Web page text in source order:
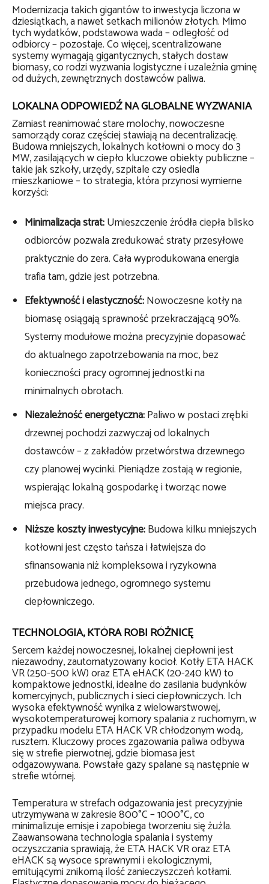
Modernizacja takich gigantów to inwestycja liczona w
dziesiątkach, a nawet setkach milionów złotych. Mimo
tych wydatków, podstawowa wada – odległość od
odbiorcy – pozostaje. Co więcej, scentralizowane
systemy wymagają gigantycznych, stałych dostaw
biomasy, co rodzi wyzwania logistyczne i uzależnia gminę
od dużych, zewnętrznych dostawców paliwa.
LOKALNA ODPOWIEDŹ NA GLOBALNE WYZWANIA
Zamiast reanimować stare molochy, nowoczesne
samorządy coraz częściej stawiają na decentralizację.
Budowa mniejszych, lokalnych kotłowni o mocy do 3
MW, zasilających w ciepło kluczowe obiekty publiczne –
takie jak szkoły, urzędy, szpitale czy osiedla
mieszkaniowe – to strategia, która przynosi wymierne
korzyści:
Minimalizacja strat:Umieszczenie źródła ciepła blisko
odbiorców pozwala zredukować straty przesyłowe
praktycznie do zera. Cała wyprodukowana energia
trafia tam, gdzie jest potrzebna.
Efektywność i elastyczność:Nowoczesne kotły na
biomasę osiągają sprawność przekraczającą 90%.
Systemy modułowe można precyzyjnie dopasować
do aktualnego zapotrzebowania na moc, bez
konieczności pracy ogromnej jednostki na
minimalnych obrotach.
Niezależność energetyczna:Paliwo w postaci zrębki
drzewnej pochodzi zazwyczaj od lokalnych
dostawców – z zakładów przetwórstwa drzewnego
czy planowej wycinki. Pieniądze zostają w regionie,
wspierając lokalną gospodarkę i tworząc nowe
miejsca pracy.
Niższe koszty inwestycyjne:Budowa kilku mniejszych
kotłowni jest często tańsza i łatwiejsza do
sfinansowania niż kompleksowa i ryzykowna
przebudowa jednego, ogromnego systemu
ciepłowniczego.
TECHNOLOGIA, KTÓRA ROBI RÓŻNICĘ
Sercem każdej nowoczesnej, lokalnej ciepłowni jest
niezawodny, zautomatyzowany kocioł. Kotły ETA HACK
VR (250-500 kW) oraz ETA eHACK (20-240 kW) to
kompaktowe jednostki, idealne do zasilania budynków
komercyjnych, publicznych i sieci ciepłowniczych. Ich
wysoka efektywność wynika z wielowarstwowej,
wysokotemperaturowej komory spalania z ruchomym, w
przypadku modelu ETA HACK VR chłodzonym wodą,
rusztem. Kluczowy proces zgazowania paliwa odbywa
się w strefie pierwotnej, gdzie biomasa jest
odgazowywana. Powstałe gazy spalane są następnie w
strefie wtórnej.
Temperatura w strefach odgazowania jest precyzyjnie
utrzymywana w zakresie 800°C – 1000°C, co
minimalizuje emisje i zapobiega tworzeniu się żużla.
Zaawansowana technologia spalania i systemy
oczyszczania sprawiają, że ETA HACK VR oraz ETA
eHACK są wysoce sprawnymi i ekologicznymi,
emitującymi znikomą ilość zanieczyszczeń kotłami.